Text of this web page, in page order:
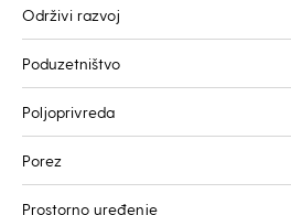
Održivi razvoj
Poduzetništvo
Poljoprivreda
Porez
Prostorno uređenje